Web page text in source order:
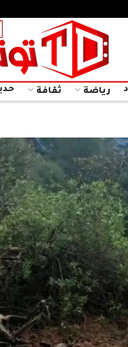
رياضة ثقافة